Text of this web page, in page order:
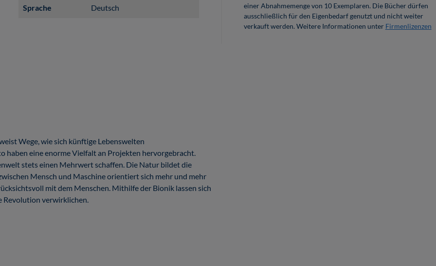
Sprache Deutsch
einer Abnahmemenge von 10 Exemplaren. Die Bücher dürfen
ausschließlich für den Eigenbedarf genutzt und nicht weiter
verkauft werden. Weitere Informationen unter Firmenlizenzen
Wege, wie sich künftige Lebenswelten
haben eine enorme Vielfalt an Projekten hervorgebracht.
stets einen Mehrwert schaffen. Die Natur bildet die
Mensch und Maschine orientiert sich mehr und mehr
mit dem Menschen. Mithilfe der Bionik lassen sich
Revolution verwirklichen.